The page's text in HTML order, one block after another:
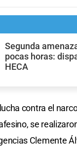
Segunda
pocas horas:
HECA
contra el
se
Clemente